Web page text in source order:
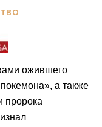
ожившего
а также
пророка